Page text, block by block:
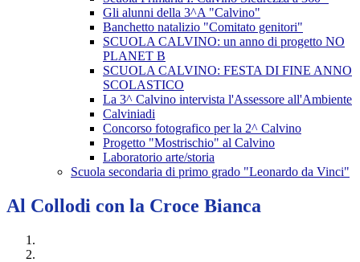
Gli alunni della 3^A "Calvino"
Banchetto natalizio "Comitato genitori"
SCUOLA CALVINO: un anno di progetto NO
PLANET B
SCUOLA CALVINO: FESTA DI FINE ANNO
SCOLASTICO
La 3^ Calvino intervista l'Assessore all'Ambiente
Calviniadi
Concorso fotografico per la 2^ Calvino
Progetto "Mostrischio" al Calvino
Laboratorio arte/storia
Scuola secondaria di primo grado "Leonardo da Vinci"
Al Collodi con la Croce Bianca